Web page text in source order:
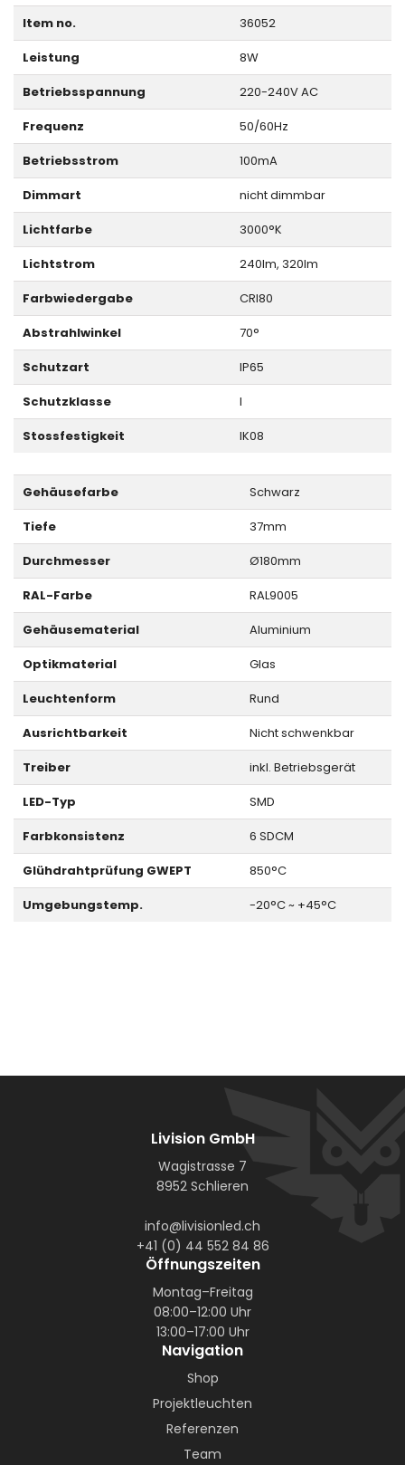
Item no.
36052
Leistung
8W
Betriebsspannung
220-240V AC
Frequenz
50/60Hz
Betriebsstrom
100mA
Dimmart
nicht dimmbar
Lichtfarbe
3000°K
Lichtstrom
240lm, 320lm
Farbwiedergabe
CRI80
Abstrahlwinkel
70°
Schutzart
IP65
Schutzklasse
I
Stossfestigkeit
IK08
Gehäusefarbe
Schwarz
Tiefe
37mm
Durchmesser
Ø180mm
RAL-Farbe
RAL9005
Gehäusematerial
Aluminium
Optikmaterial
Glas
Leuchtenform
Rund
Ausrichtbarkeit
Nicht schwenkbar
Treiber
inkl. Betriebsgerät
LED-Typ
SMD
Farbkonsistenz
6 SDCM
Glühdrahtprüfung GWEPT
850°C
Umgebungstemp.
-20°C ~ +45°C
Livision GmbH
Wagistrasse 7
8952 Schlieren
info@livisionled.ch
+41 (0) 44 552 84 86
Öffnungszeiten
Montag–Freitag
08:00–12:00 Uhr
13:00–17:00 Uhr
Navigation
Shop
Projektleuchten
Referenzen
Team